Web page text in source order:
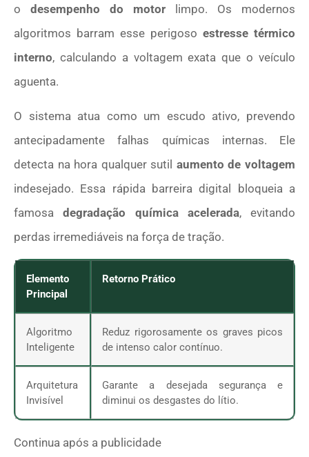
o desempenho do motor limpo. Os modernos
algoritmos barram esse perigoso estresse térmico
interno, calculando a voltagem exata que o veículo
aguenta.
O sistema atua como um escudo ativo, prevendo
antecipadamente falhas químicas internas. Ele
detecta na hora qualquer sutil aumento de voltagem
indesejado. Essa rápida barreira digital bloqueia a
famosadegradação química acelerada, evitando
perdas irremediáveis na força de tração.
Elemento
Principal
Retorno Prático
Algoritmo
Inteligente
Reduz rigorosamente os graves picos
de intenso calor contínuo.
Arquitetura
Invisível
Garante a desejada segurança e
diminui os desgastes do lítio.
Continua após a publicidade